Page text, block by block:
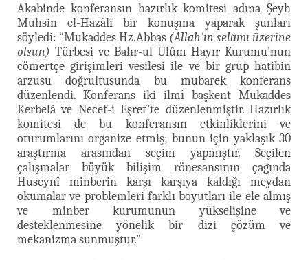
Akabinde konferansın hazırlık komitesi adına Şeyh
Muhsin el-Hazâlî bir konuşma yaparak şunları
söyledi: “Mukaddes Hz.Abbas (Allah'ın selâmı üzerine
olsun) Türbesi ve Bahr-ul Ulûm Hayır Kurumu’nun
cömertçe girişimleri vesilesi ile ve bir grup hatibin
arzusu doğrultusunda bu mubarek konferans
düzenlendi. Konferans iki ilmî başkent Mukaddes
Kerbelâ ve Necef-i Eşref’te düzenlenmiştir. Hazırlık
komitesi de bu konferansın etkinliklerini ve
oturumlarını organize etmiş; bunun için yaklaşık 30
araştırma arasından seçim yapmıştır. Seçilen
çalışmalar büyük bilişim rönesansının çağında
Huseynî minberin karşı karşıya kaldığı meydan
okumalar ve problemleri farklı boyutları ile ele almış
ve minber kurumunun yükselişine ve
desteklenmesine yönelik bir dizi çözüm ve
mekanizma sunmuştur.”